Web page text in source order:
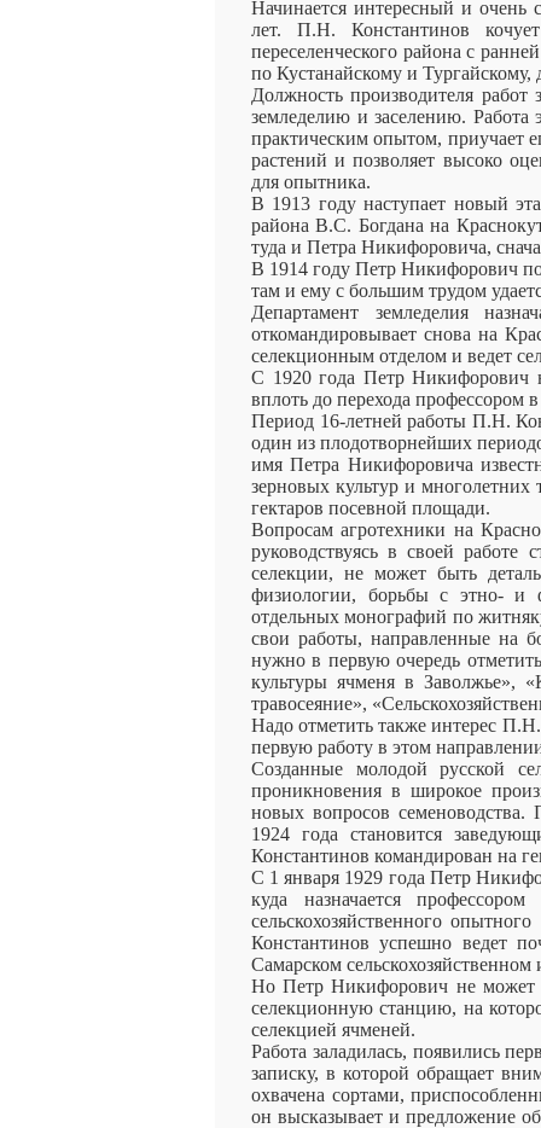
Начинается интересный и
лет. П.Н. Константинов
переселенческого района с
по Кустанайскому и Тургайскому,
Должность производителя работ
земледелию и заселению.
практическим опытом, приучает
растений и позволяет высоко
для опытника.
В 1913 году наступает новый
района В.С. Богдана на
туда и Петра Никифоровича,
В 1914 году Петр Никифорович
там и ему с большим трудом
Департамент земледелия
откомандировывает снова на
селекционным отделом и ведет
С 1920 года Петр Никифорович
вплоть до перехода профессором
Период 16-летней работы П.Н.
один из плодотворнейших
имя Петра Никифоровича
зерновых культур и
гектаров посевной площади.
Вопросам агротехники на
руководствуясь в своей
селекции, не может быть
физиологии, борьбы с этно- и
отдельных монографий по
свои работы, направленные на
нужно в первую очередь
культуры ячменя в Заволжье»,
травосеяние»,
Надо отметить также интерес
первую работу в этом
Созданные молодой русской
проникновения в широкое
новых вопросов семеноводства.
1924 года становится
Константинов командирован на
С 1 января 1929 года Петр
куда назначается
сельскохозяйственного
Константинов успешно ведет
Самарском сельскохозяйственном
Но Петр Никифорович не может
селекционную станцию, на
селекцией ячменей.
Работа заладилась, появились
записку, в которой обращает
охвачена сортами,
он высказывает и предложение